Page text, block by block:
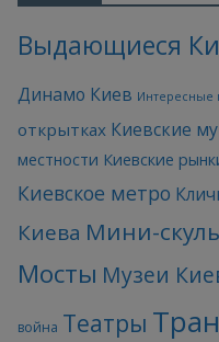
Выдающиеся
Динамо Киев Интересные
открытках Киевские
местности Киевские
Киевское метро
Киева Мини-
Мосты Музеи
война Театры